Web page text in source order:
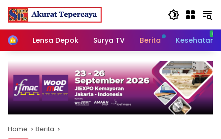
Skip
content
HomeLensa Depok Surya TV Berita Kesehatan
Home Berita